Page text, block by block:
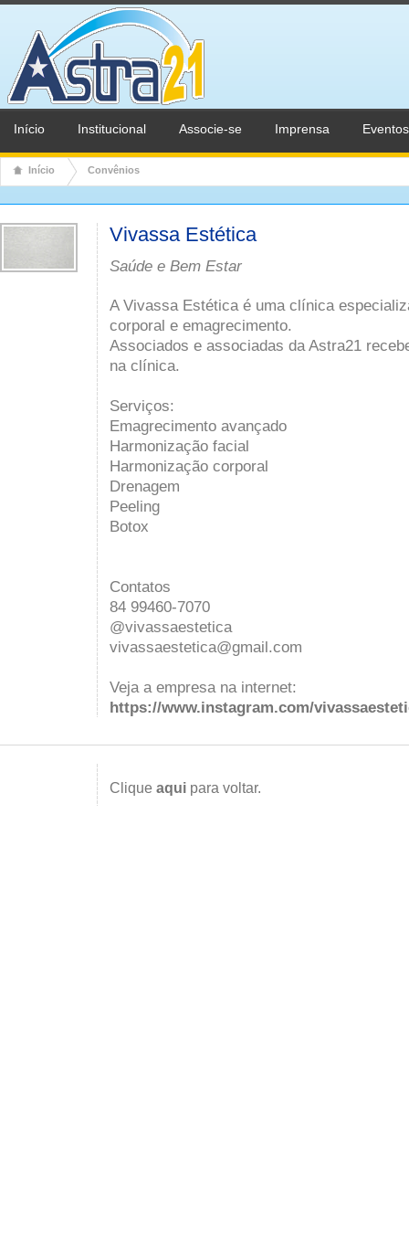
Início Institucional Associe-se Imprensa Eventos
Início Convênios
Vivassa Estética
Saúde e Bem Estar
A Vivassa Estética é uma clínica
corporal e emagrecimento.
Associados e associadas da Astra21
na clínica.
Serviços:
Emagrecimento avançado
Harmonização facial
Harmonização corporal
Drenagem
Peeling
Botox
Contatos
84 99460-7070
@vivassaestetica
vivassaestetica@gmail.com
Veja a empresa na internet:
https://www.instagram.com/
Clique aqui para voltar.